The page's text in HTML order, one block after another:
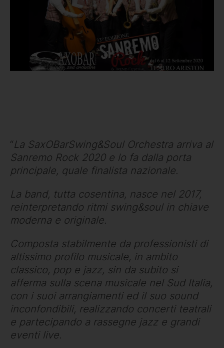
“La SaxOBarSwing&Soul Orchestra arriva al
Sanremo Rock 2020 e lo fa dalla porta
principale, quale finalista nazionale.
La band, tutta cosentina, nasce nel 2017,
reinterpretando ritmi swing&soul in chiave
moderna e originale.
Composta stabilmente da professionisti di
altissimo profilo musicale, in ambito
classico, pop e jazz, sin da subito si
afferma sulla scena musicale nel Sud Italia,
con i suoi arrangiamenti ed il suo sound
inconfondibili, realizzando concerti teatrali
e partecipando a rassegne jazz e grandi
eventi live.